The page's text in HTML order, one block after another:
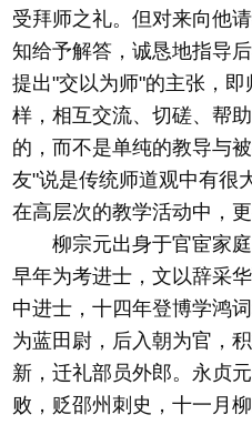
受拜师之礼。但对来向他
知给予解答，诚恳地指导
提出"交以为师"的主张，
样，相互交流、切磋、帮
的，而不是单纯的教导与
友"说是传统师道观中有很
在高层次的教学活动中，更
柳宗元出身于官宦家庭
早年为考进士，文以辞采
中进士，十四年登博学鸿
为蓝田尉，后入朝为官，
新，迁礼部员外郎。永贞
败，贬邵州刺史，十一月